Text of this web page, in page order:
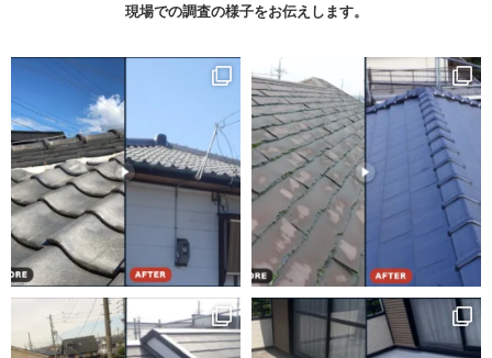
現場での調査の様子をお伝えします。